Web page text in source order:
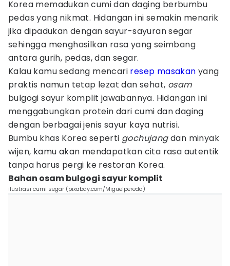
Korea memadukan cumi dan daging berbumbu
pedas yang nikmat. Hidangan ini semakin menarik
jika dipadukan dengan sayur-sayuran segar
sehingga menghasilkan rasa yang seimbang
antara gurih, pedas, dan segar.
Kalau kamu sedang mencari resep masakan yang
praktis namun tetap lezat dan sehat, osam
bulgogi sayur komplit jawabannya. Hidangan ini
menggabungkan protein dari cumi dan daging
dengan berbagai jenis sayur kaya nutrisi.
Bumbu khas Korea seperti gochujangdan minyak
wijen, kamu akan mendapatkan cita rasa autentik
tanpa harus pergi ke restoran Korea.
Bahan osam bulgogi sayur komplit
ilustrasi cumi segar (pixabay.com/Miguelpereda)